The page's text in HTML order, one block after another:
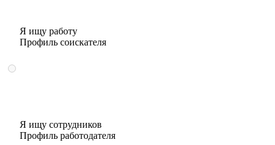
Я ищу работу
Профиль соискателя
Я ищу сотрудников
Профиль работодателя